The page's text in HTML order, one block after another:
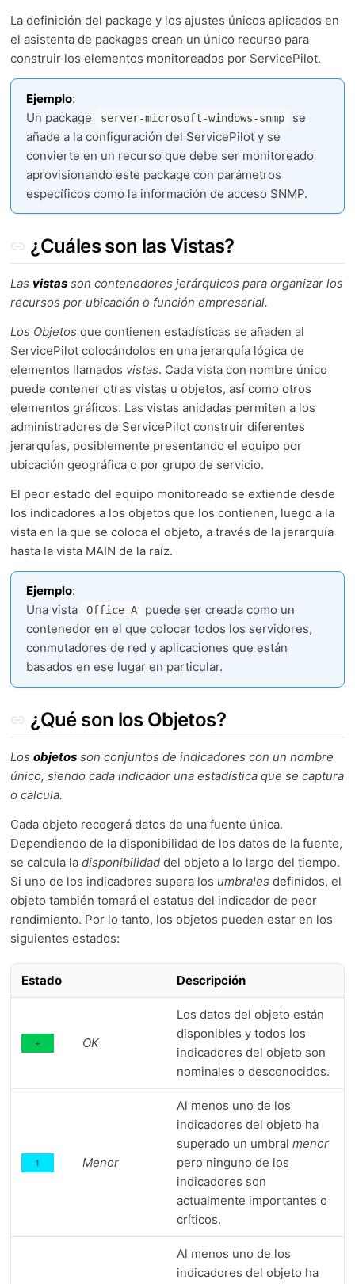
La definición del package y los ajustes únicos aplicados en
el asistenta de packages crean un único recurso para
construir los elementos monitoreados por ServicePilot.
Ejemplo:
Un package
server-microsoft-windows-snmp
se
añade a la configuración del ServicePilot y se
convierte en un recurso que debe ser monitoreado
aprovisionando este package con parámetros
específicos como la información de acceso SNMP.
¿Cuáles son las Vistas?
Las vistasson contenedores jerárquicos para organizar los
recursos por ubicación o función empresarial.
Los Objetos que contienen estadísticas se añaden al
ServicePilot colocándolos en una jerarquía lógica de
elementos llamados vistas. Cada vista con nombre único
puede contener otras vistas u objetos, así como otros
elementos gráficos. Las vistas anidadas permiten a los
administradores de ServicePilot construir diferentes
jerarquías, posiblemente presentando el equipo por
ubicación geográfica o por grupo de servicio.
El peor estado del equipo monitoreado se extiende desde
los indicadores a los objetos que los contienen, luego a la
vista en la que se coloca el objeto, a través de la jerarquía
hasta la vista MAIN de la raíz.
Ejemplo:
Una vista
Office A
puede ser creada como un
contenedor en el que colocar todos los servidores,
conmutadores de red y aplicaciones que están
basados en ese lugar en particular.
¿Qué son los Objetos?
Los objetosson conjuntos de indicadores con un nombre
único, siendo cada indicador una estadística que se captura
o calcula.
Cada objeto recogerá datos de una fuente única.
Dependiendo de la disponibilidad de los datos de la fuente,
se calcula la disponibilidaddel objeto a lo largo del tiempo.
Si uno de los indicadores supera los umbrales definidos, el
objeto también tomará el estatus del indicador de peor
rendimiento. Por lo tanto, los objetos pueden estar en los
siguientes estados:
Estado Descripción
OK
Los datos del objeto están
disponibles y todos los
indicadores del objeto son
nominales o desconocidos.
Menor
Al menos uno de los
indicadores del objeto ha
superado un umbral menor
pero ninguno de los
indicadores son
actualmente importantes o
críticos.
Al menos uno de los
indicadores del objeto ha